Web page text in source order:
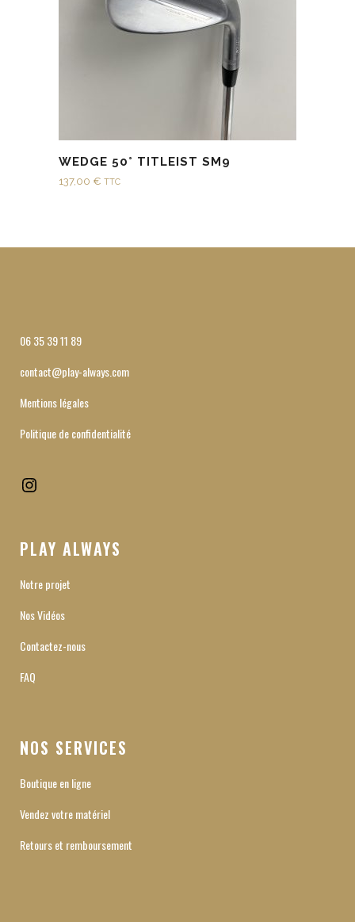
WEDGE 50° TITLEIST SM9
137,00 € TTC
06 35 39 11 89
contact@play-always.com
Mentions légales
Politique de confidentialité
PLAY ALWAYS
Notre projet
Nos Vidéos
Contactez-nous
FAQ
NOS SERVICES
Boutique en ligne
Vendez votre matériel
Retours et remboursement